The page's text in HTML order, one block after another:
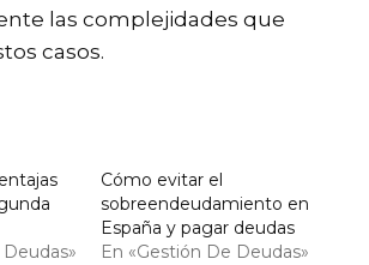
las complejidades que
casos.
Cómo evitar el
sobreendeudamiento en
España y pagar deudas
En «Gestión De Deudas»